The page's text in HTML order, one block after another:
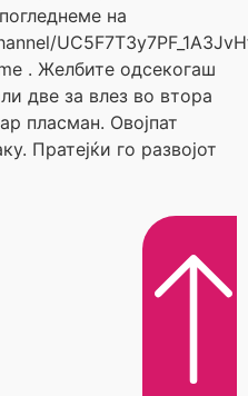
на
. Желбите одсекогаш
две за влез во втора
пласман. Овојпат
Пратејќи го развојот